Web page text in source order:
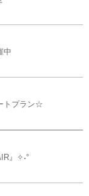
中
トプラン☆
』✧˖°